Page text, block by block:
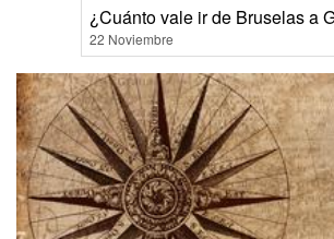
¿Cuánto vale ir de Bruselas a
22 Noviembre